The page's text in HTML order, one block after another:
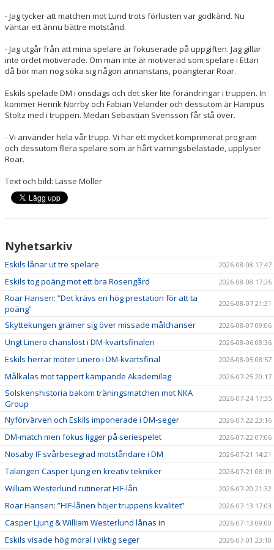
- Jag tycker att matchen mot Lund trots förlusten var godkänd. Nu
väntar ett ännu bättre motstånd.
- Jag utgår från att mina spelare är fokuserade på uppgiften. Jag gillar
inte ordet motiverade. Om man inte är motiverad som spelare i Ettan
då bör man nog söka sig någon annanstans, poängterar Roar.
Eskils spelade DM i onsdags och det sker lite förändringar i truppen. In
kommer Henrik Norrby och Fabian Velander och dessutom är Hampus
Stoltz med i truppen. Medan Sebastian Svensson får stå över.
- Vi använder hela vår trupp. Vi har ett mycket komprimerat program
och dessutom flera spelare som är hårt varningsbelastade, upplyser
Roar.
Text och bild: Lasse Möller
Nyhetsarkiv
Eskils lånar ut tre spelare 2026-08-08 17:47
Eskils tog poäng mot ett bra Rosengård 2026-08-08 17:26
Roar Hansen: ”Det krävs en hög prestation för att ta
poäng”
2026-08-07 21:31
Skyttekungen grämer sig över missade målchanser 2026-08-07 09:06
Ungt Linero chanslöst i DM-kvartsfinalen 2026-08-06 08:36
Eskils herrar möter Linero i DM-kvartsfinal 2026-08-05 08:57
Målkalas mot tappert kämpande Akademilag 2026-07-25 20:17
Solskenshistoria bakom träningsmatchen mot NKA
Group
2026-07-24 17:35
Nyförvärven och Eskils imponerade i DM-seger 2026-07-22 23:16
DM-match men fokus ligger på seriespelet 2026-07-22 07:06
Nosaby IF svårbesegrad motståndare i DM 2026-07-21 14:21
Talangen Casper Ljung en kreativ tekniker 2026-07-21 08:19
William Westerlund rutinerat HIF-lån 2026-07-20 21:32
Roar Hansen: ”HIF-lånen höjer truppens kvalitet” 2026-07-13 17:03
Casper Ljung & William Westerlund lånas in 2026-07-13 09:00
Eskils visade hög moral i viktig seger 2026-07-01 23:10